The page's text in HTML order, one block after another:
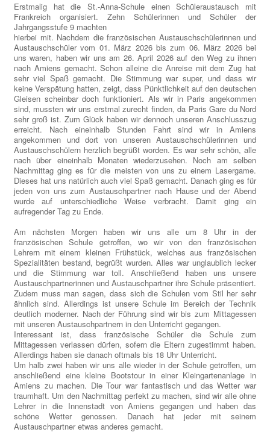
Erstmalig hat die St.-Anna-Schule einen Schüleraustausch mit
Frankreich organisiert. Zehn Schülerinnen und Schüler der
Jahrgangsstufe 9 machten
hierbei mit. Nachdem die französischen Austauschschülerinnen und
Austauschschüler vom 01. März 2026 bis zum 06. März 2026 bei
uns waren, haben wir uns am 26. April 2026 auf den Weg zu ihnen
nach Amiens gemacht. Schon alleine die Anreise mit dem Zug hat
sehr viel Spaß gemacht. Die Stimmung war super, und dass wir
keine Verspätung hatten, zeigt, dass Pünktlichkeit auf den deutschen
Gleisen scheinbar doch funktioniert. Als wir in Paris angekommen
sind, mussten wir uns erstmal zurecht finden, da Paris Gare du Nord
sehr groß ist. Zum Glück haben wir dennoch unseren Anschlusszug
erreicht. Nach eineinhalb Stunden Fahrt sind wir in Amiens
angekommen und dort von unseren Austauschschülerinnen und
Austauschschülern herzlich begrüßt worden. Es war sehr schön, alle
nach über eineinhalb Monaten wiederzusehen. Noch am selben
Nachmittag ging es für die meisten von uns zu einem Lasergame.
Dieses hat uns natürlich auch viel Spaß gemacht. Danach ging es für
jeden von uns zum Austauschpartner nach Hause und der Abend
wurde auf unterschiedliche Weise verbracht. Damit ging ein
aufregender Tag zu Ende.
Am nächsten Morgen haben wir uns alle um 8 Uhr in der
französischen Schule getroffen, wo wir von den französischen
Lehrern mit einem kleinen Frühstück, welches aus französischen
Spezialitäten bestand, begrüßt wurden. Alles war unglaublich lecker
und die Stimmung war toll. Anschließend haben uns unsere
Austauschpartnerinnen und Austauschpartner ihre Schule präsentiert.
Zudem muss man sagen, dass sich die Schulen vom Stil her sehr
ähnlich sind. Allerdings ist unsere Schule im Bereich der Technik
deutlich moderner. Nach der Führung sind wir bis zum Mittagessen
mit unseren Austauschpartnern in den Unterricht gegangen.
Interessant ist, dass französische Schüler die Schule zum
Mittagessen verlassen dürfen, sofern die Eltern zugestimmt haben.
Allerdings haben sie danach oftmals bis 18 Uhr Unterricht.
Um halb zwei haben wir uns alle wieder in der Schule getroffen, um
anschließend eine kleine Bootstour in einer Kleingartenanlage in
Amiens zu machen. Die Tour war fantastisch und das Wetter war
traumhaft. Um den Nachmittag perfekt zu machen, sind wir alle ohne
Lehrer in die Innenstadt von Amiens gegangen und haben das
schöne Wetter genossen. Danach hat jeder mit seinem
Austauschpartner etwas anderes gemacht.